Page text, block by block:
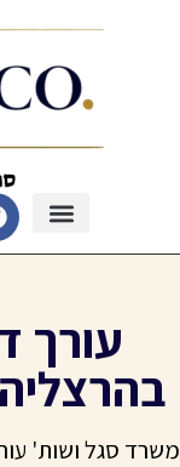
עורך
משרד סגל ושות'